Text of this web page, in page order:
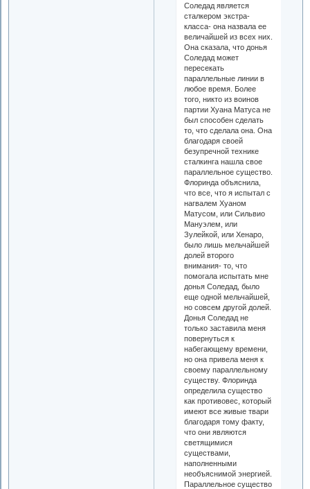
Соледад является
сталкером экстра-
класса- она назвала ее
величайшей из всех них.
Она сказала, что донья
Соледад может
пересекать
параллельные линии в
любое время. Более
того, никто из воинов
партии Хуана Матуса не
был способен сделать
то, что сделала она. Она
благодаря своей
безупречной технике
сталкинга нашла свое
параллельное существо.
Флоринда объяснила,
что все, что я испытал с
нагвалем Хуаном
Матусом, или Сильвио
Мануэлем, или
Зулейкой, или Хенаро,
было лишь мельчайшей
долей второго
внимания- то, что
помогала испытать мне
донья Соледад, было
еще одной мельчайшей,
но совсем другой долей.
Донья Соледад не
только заставила меня
повернуться к
набегающему времени,
но она привела меня к
своему параллельному
существу. Флоринда
определила существо
как противовес, который
имеют все живые твари
благодаря тому факту,
что они являются
светящимися
существами,
наполненными
необъяснимой энергией.
Параллельное существо